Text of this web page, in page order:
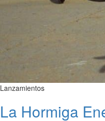
Lanzamientos
La Hormiga